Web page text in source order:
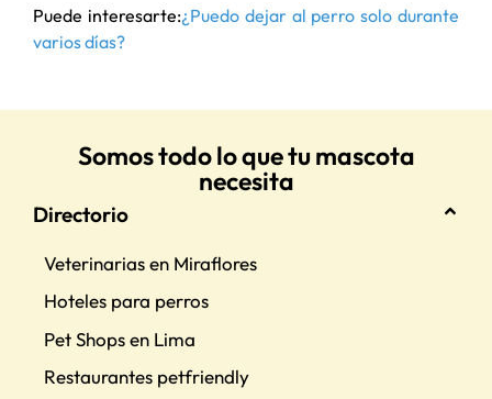
Puede interesarte:¿Puedo dejar al perro solo durante
varios días?
Somos todo lo que tu mascota
necesita
Directorio
Veterinarias en Miraflores
Hoteles para perros
Pet Shops en Lima
Restaurantes petfriendly